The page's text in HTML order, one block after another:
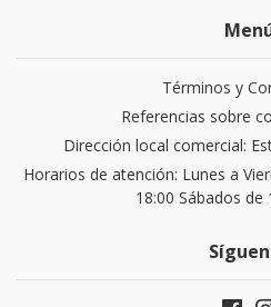
Términos y
Referencias sobre
Dirección local comercial:
Horarios de atención: Lunes a
18:00 Sábados de